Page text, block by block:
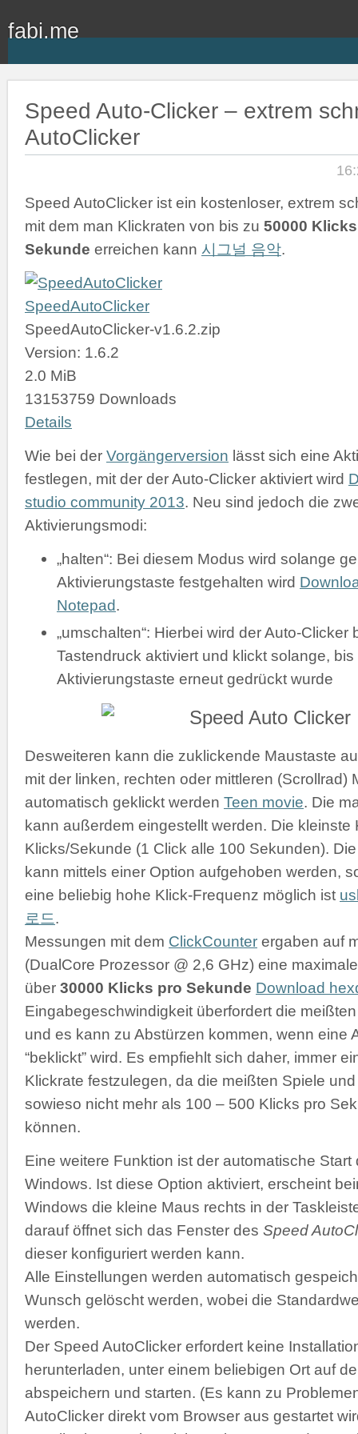
fabi.me
Speed Auto-Clicker – extrem
AutoClicker
Speed AutoClicker ist ein kostenloser, extrem
mit dem man Klickraten von bis zu 50000
Sekunde erreichen kann 시그널 음악.
SpeedAutoClicker
SpeedAutoClicker-v1.6.2.zip
Version: 1.6.2
2.0 MiB
13153759 Downloads
Details
Wie bei der Vorgängerversion lässt sich eine
festlegen, mit der der Auto-Clicker aktiviert wird
studio community 2013. Neu sind jedoch die
Aktivierungsmodi:
„halten“: Bei diesem Modus wird solange
Aktivierungstaste festgehalten wird
Notepad.
„umschalten“: Hierbei wird der Auto-Clicker
Tastendruck aktiviert und klickt solange, bis
Aktivierungstaste erneut gedrückt wurde
Desweiteren kann die zuklickende Maustaste
mit der linken, rechten oder mittleren (Scrollrad)
automatisch geklickt werden Teen movie. Die
kann außerdem eingestellt werden. Die kleinste
Klicks/Sekunde (1 Click alle 100 Sekunden).
kann mittels einer Option aufgehoben werden,
eine beliebig hohe Klick-Frequenz möglich ist
로드.
Messungen mit dem ClickCounter ergaben auf
(DualCore Prozessor @ 2,6 GHz) eine
über 30000 Klicks pro Sekunde Download
Eingabegeschwindigkeit überfordert die
und es kann zu Abstürzen kommen, wenn eine
“beklickt” wird. Es empfiehlt sich daher, immer
Klickrate festzulegen, da die meißten Spiele
sowieso nicht mehr als 100 – 500 Klicks pro
können.
Eine weitere Funktion ist der automatische Start
Windows. Ist diese Option aktiviert, erscheint
Windows die kleine Maus rechts in der
darauf öffnet sich das Fenster des Speed
dieser konfiguriert werden kann.
Alle Einstellungen werden automatisch
Wunsch gelöscht werden, wobei die
werden.
Der Speed AutoClicker erfordert keine
herunterladen, unter einem beliebigen Ort auf
abspeichern und starten. (Es kann zu
AutoClicker direkt vom Browser aus gestartet